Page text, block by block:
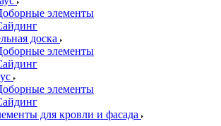
элементы
доска
элементы
элементы
для кровли и фасада